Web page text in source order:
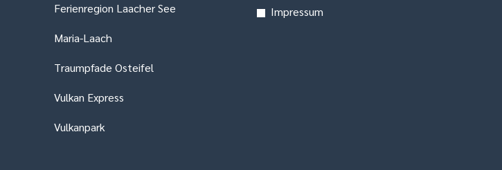
Ferienregion Laacher See
Maria-Laach
Traumpfade Osteifel
Vulkan Express
Vulkanpark
Impressum